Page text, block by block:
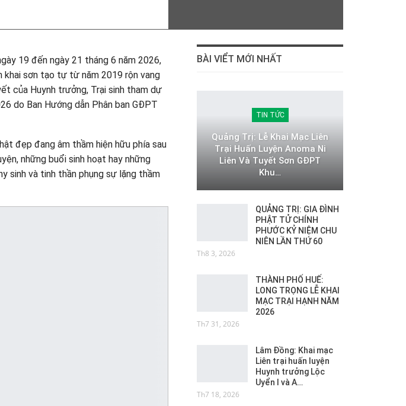
19 đến ngày 21 tháng 6 năm 2026,
sơn tạo tự từ năm 2019 rộn vang
của Huynh trưởng, Trại sinh tham dự
do Ban Hướng dẫn Phân ban GĐPT
đẹp đang âm thầm hiện hữu phía sau
những buổi sinh hoạt hay những
sinh và tinh thần phụng sự lặng thầm
BÀI VIỂT MỚI NHẤT
TIN TỨC
Quảng Trị: Lễ Khai Mạc Liên
Trại Huấn Luyện Anoma Ni
Liên Và Tuyết Sơn GĐPT
Khu…
QUẢNG TRỊ: GIA ĐÌNH
PHẬT TỬ CHÍNH
PHƯỚC KỶ NIỆM CHU
NIÊN LẦN THỨ 60
Th8 3, 2026
THÀNH PHỐ HUẾ:
LONG TRỌNG LỄ KHAI
MẠC TRẠI HẠNH NĂM
2026
Th7 31, 2026
Lâm Đồng: Khai mạc
Liên trại huấn luyện
Huynh trưởng Lộc
Uyển I và A…
Th7 18, 2026